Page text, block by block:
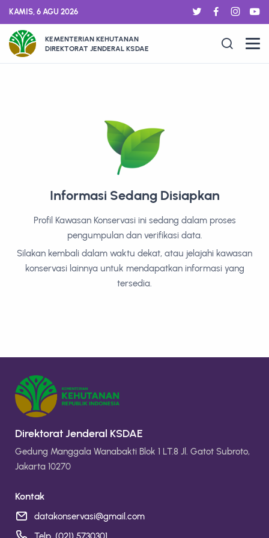
KAMIS, 6 AGU 2026
KEMENTERIAN KEHUTANAN
DIREKTORAT JENDERAL KSDAE
Informasi Sedang Disiapkan
Profil Kawasan Konservasi ini sedang dalam proses
pengumpulan dan verifikasi data.
Silakan kembali dalam waktu dekat, atau jelajahi kawasan
konservasi lainnya untuk mendapatkan informasi yang
tersedia.
Direktorat Jenderal KSDAE
Gedung Manggala Wanabakti Blok 1 LT.8 Jl. Gatot Subroto,
Jakarta 10270
Kontak
datakonservasi@gmail.com